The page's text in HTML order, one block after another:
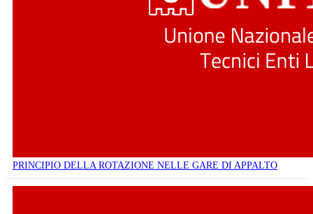
PRINCIPIO DELLA ROTAZIONE NELLE GARE DI APPALTO